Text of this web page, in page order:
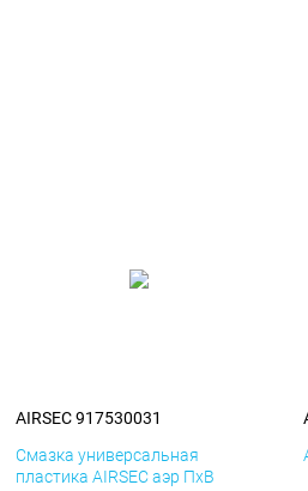
AIRSEC 917530031
Смазка универсальная
пластика AIRSEC аэр ПхВ